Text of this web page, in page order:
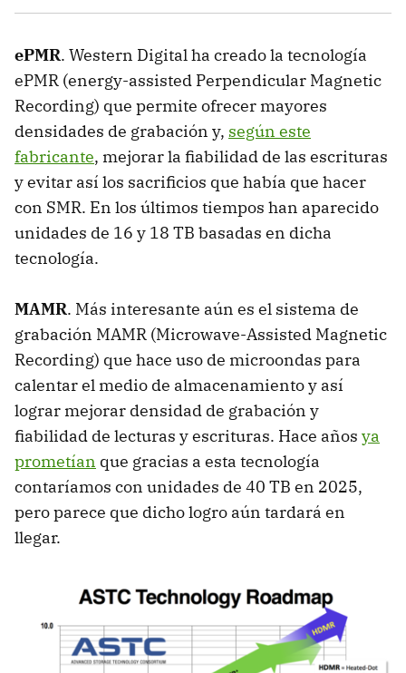
ePMR. Western Digital ha creado la tecnología
ePMR (energy-assisted Perpendicular Magnetic
Recording) que permite ofrecer mayores
densidades de grabación y, según este
fabricante, mejorar la fiabilidad de las escrituras
y evitar así los sacrificios que había que hacer
con SMR. En los últimos tiempos han aparecido
unidades de 16 y 18 TB basadas en dicha
tecnología.
MAMR. Más interesante aún es el sistema de
grabación MAMR (Microwave-Assisted Magnetic
Recording) que hace uso de microondas para
calentar el medio de almacenamiento y así
lograr mejorar densidad de grabación y
fiabilidad de lecturas y escrituras. Hace años ya
prometían que gracias a esta tecnología
contaríamos con unidades de 40 TB en 2025,
pero parece que dicho logro aún tardará en
llegar.